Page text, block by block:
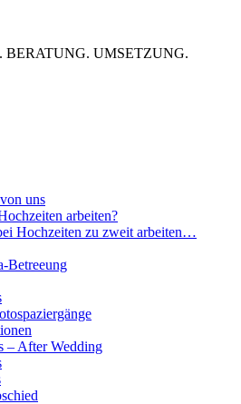
UMSETZUNG.
uns
arbeiten?
Hochzeiten zu zweit arbeiten…
Betreeung
– After Wedding